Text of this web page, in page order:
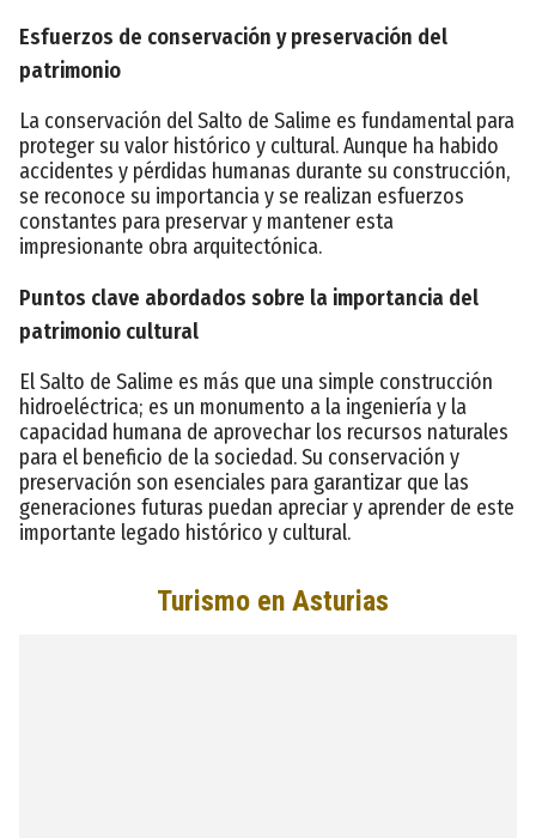
Esfuerzos de conservación y preservación del
patrimonio
La conservación del Salto de Salime es fundamental para
proteger su valor histórico y cultural. Aunque ha habido
accidentes y pérdidas humanas durante su construcción,
se reconoce su importancia y se realizan esfuerzos
constantes para preservar y mantener esta
impresionante obra arquitectónica.
Puntos clave abordados sobre la importancia del
patrimonio cultural
El Salto de Salime es más que una simple construcción
hidroeléctrica; es un monumento a la ingeniería y la
capacidad humana de aprovechar los recursos naturales
para el beneficio de la sociedad. Su conservación y
preservación son esenciales para garantizar que las
generaciones futuras puedan apreciar y aprender de este
importante legado histórico y cultural.